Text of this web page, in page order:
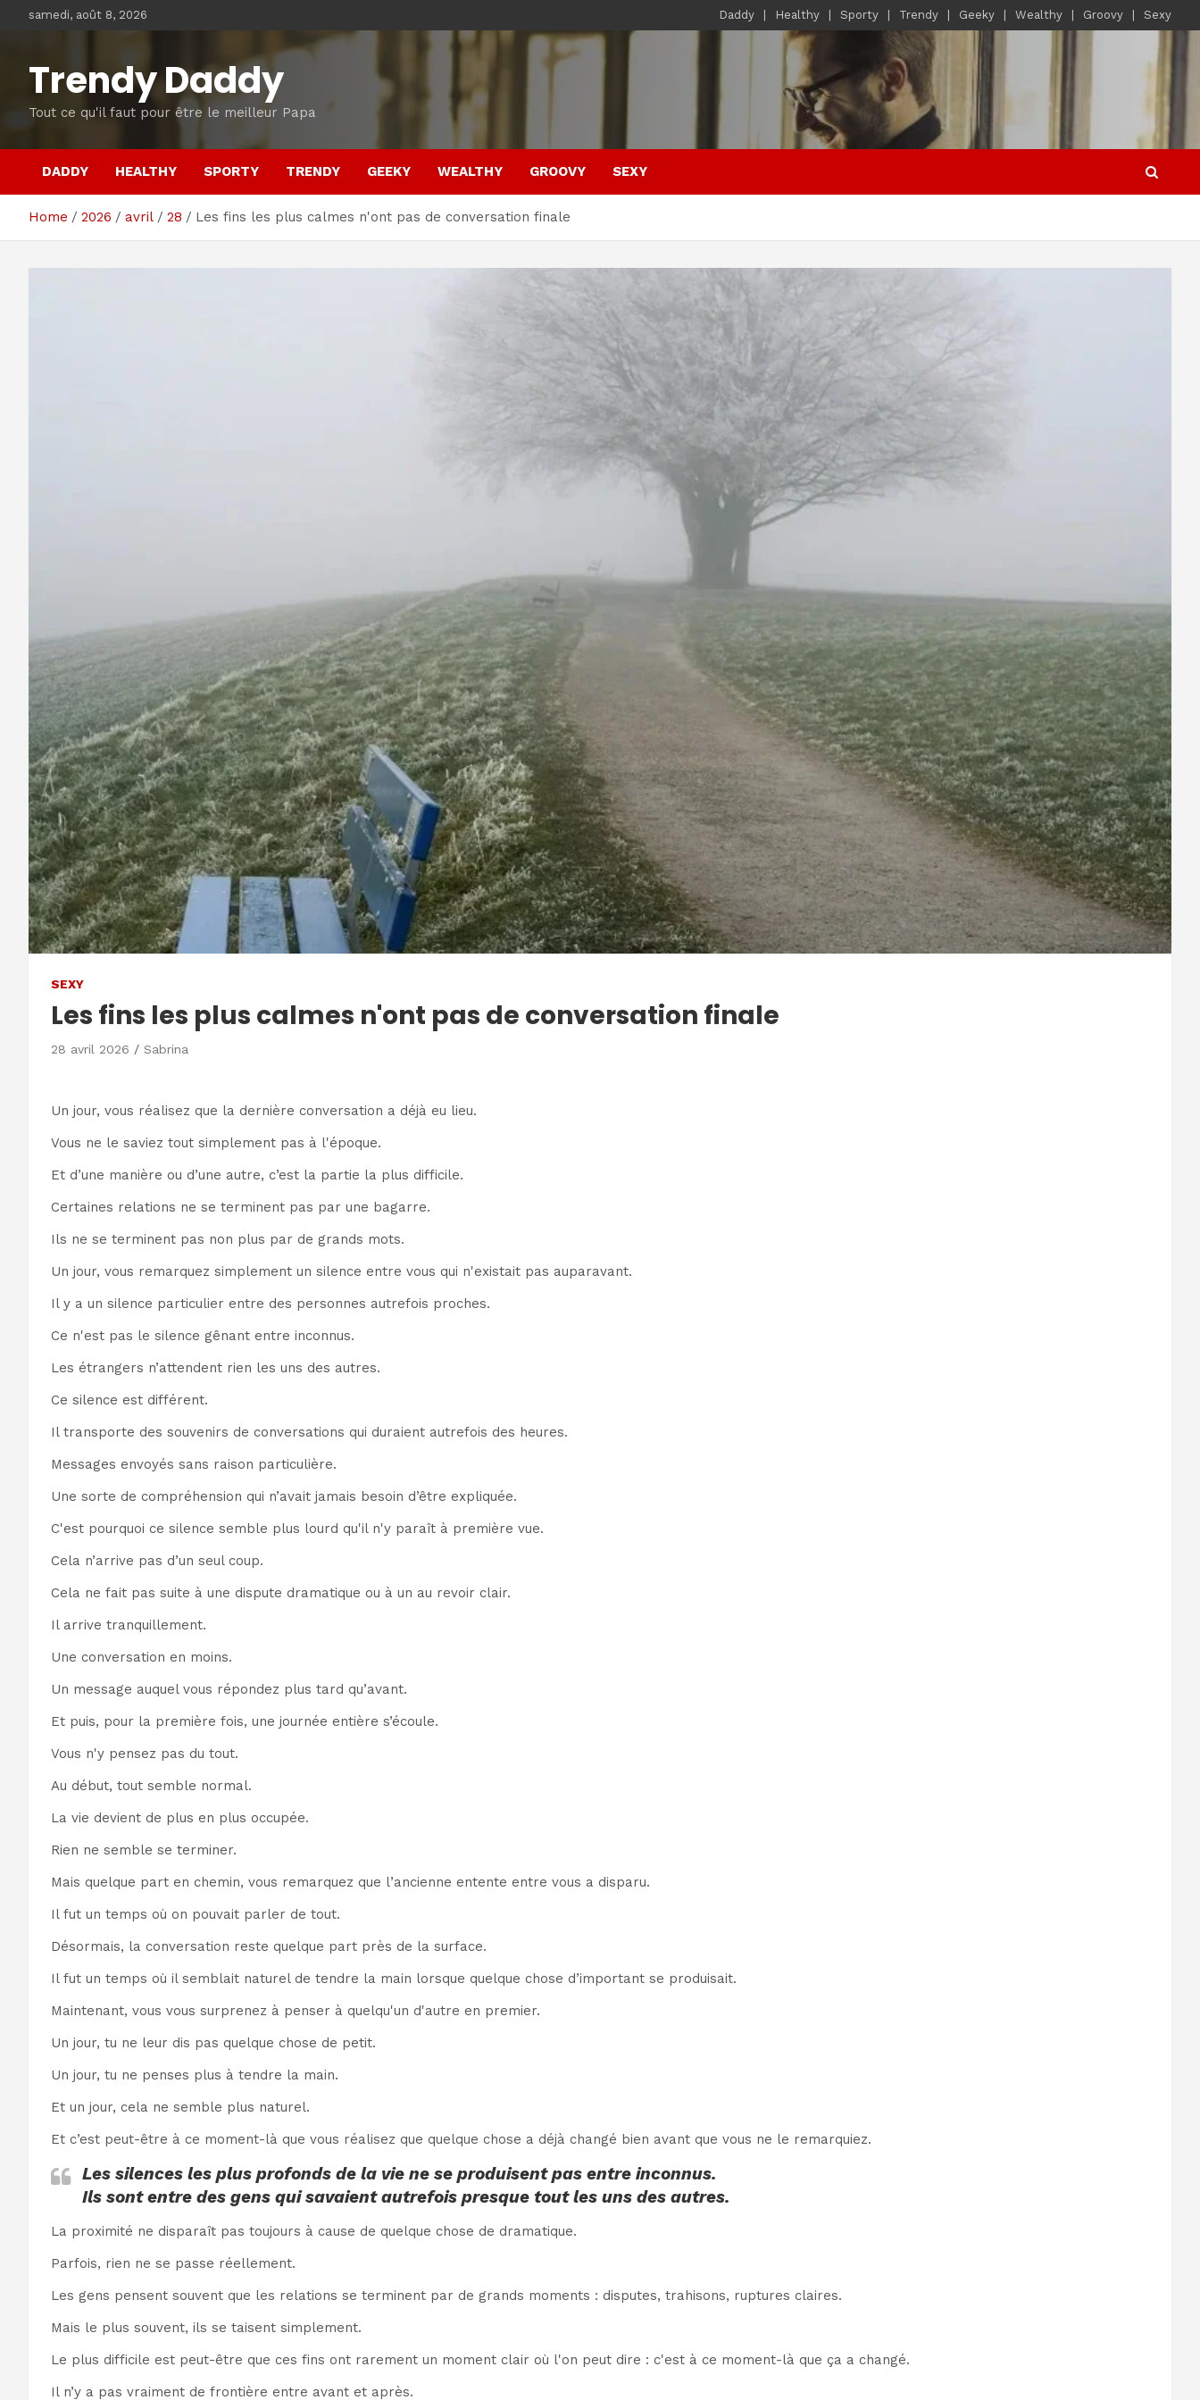
samedi, août 8, 2026 Daddy Healthy Sporty Trendy Geeky Wealthy Groovy Sexy
Trendy Daddy
Tout ce qu'il faut pour être le meilleur Papa
DADDY HEALTHY SPORTY TRENDY GEEKY WEALTHY GROOVY SEXY
Home 2026 avril 28 Les fins les plus calmes n'ont pas de conversation finale
SEXY
Les fins les plus calmes n'ont pas de conversation finale
28 avril 2026 Sabrina
Un jour, vous réalisez que la dernière conversation a déjà eu lieu.
Vous ne le saviez tout simplement pas à l'époque.
Et d’une manière ou d’une autre, c’est la partie la plus difficile.
Certaines relations ne se terminent pas par une bagarre.
Ils ne se terminent pas non plus par de grands mots.
Un jour, vous remarquez simplement un silence entre vous qui n'existait pas auparavant.
Il y a un silence particulier entre des personnes autrefois proches.
Ce n'est pas le silence gênant entre inconnus.
Les étrangers n’attendent rien les uns des autres.
Ce silence est différent.
Il transporte des souvenirs de conversations qui duraient autrefois des heures.
Messages envoyés sans raison particulière.
Une sorte de compréhension qui n’avait jamais besoin d’être expliquée.
C'est pourquoi ce silence semble plus lourd qu'il n'y paraît à première vue.
Cela n’arrive pas d’un seul coup.
Cela ne fait pas suite à une dispute dramatique ou à un au revoir clair.
Il arrive tranquillement.
Une conversation en moins.
Un message auquel vous répondez plus tard qu’avant.
Et puis, pour la première fois, une journée entière s’écoule.
Vous n'y pensez pas du tout.
Au début, tout semble normal.
La vie devient de plus en plus occupée.
Rien ne semble se terminer.
Mais quelque part en chemin, vous remarquez que l’ancienne entente entre vous a disparu.
Il fut un temps où on pouvait parler de tout.
Désormais, la conversation reste quelque part près de la surface.
Il fut un temps où il semblait naturel de tendre la main lorsque quelque chose d’important se produisait.
Maintenant, vous vous surprenez à penser à quelqu'un d'autre en premier.
Un jour, tu ne leur dis pas quelque chose de petit.
Un jour, tu ne penses plus à tendre la main.
Et un jour, cela ne semble plus naturel.
Et c’est peut-être à ce moment-là que vous réalisez que quelque chose a déjà changé bien avant que vous ne le remarquiez.
Les silences les plus profonds de la vie ne se produisent pas entre inconnus.
Ils sont entre des gens qui savaient autrefois presque tout les uns des autres.
La proximité ne disparaît pas toujours à cause de quelque chose de dramatique.
Parfois, rien ne se passe réellement.
Les gens pensent souvent que les relations se terminent par de grands moments : disputes, trahisons, ruptures claires.
Mais le plus souvent, ils se taisent simplement.
Le plus difficile est peut-être que ces fins ont rarement un moment clair où l'on peut dire : c'est à ce moment-là que ça a changé.
Il n’y a pas vraiment de frontière entre avant et après.